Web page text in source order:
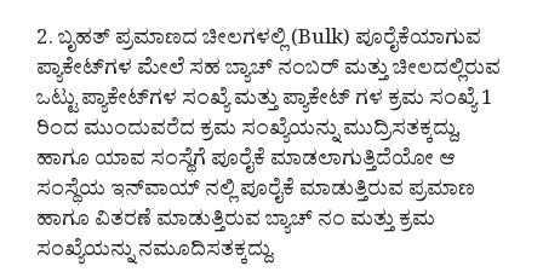
2. ಬೃಹತ್ ಪ್ರಮಾಣದ ಚೀಲಗಳಲ್ಲಿ (Bulk) ಪೂರೈಕೆಯಾಗುವ
ಪ್ಯಾಕೇಟ್‌ಗಳ ಮೇಲೆ ಸಹ ಬ್ಯಾಚ್ ನಂಬ‌ರ್ ಮತ್ತು ಚೀಲದಲ್ಲಿರುವ
ಒಟ್ಟು ಪ್ಯಾಕೇಟ್‌ಗಳ ಸಂಖ್ಯೆ ಮತ್ತು ಪ್ಯಾಕೇಟ್ ಗಳ ಕ್ರಮ ಸಂಖ್ಯೆ 1
ರಿಂದ ಮುಂದುವರೆದ ಕ್ರಮ ಸಂಖ್ಯೆಯನ್ನು ಮುದ್ರಿಸತಕ್ಕದ್ದು,
ಹಾಗೂ ಯಾವ ಸಂಸ್ಥೆಗೆ ಪೂರೈಕೆ ಮಾಡಲಾಗುತ್ತಿದೆಯೋ ಆ
ಸಂಸ್ಥೆಯ ಇನ್‌ವಾಯ್ ನಲ್ಲಿ ಪೂರೈಕೆ ಮಾಡುತ್ತಿರುವ ಪ್ರಮಾಣ
ಹಾಗೂ ವಿತರಣೆ ಮಾಡುತ್ತಿರುವ ಬ್ಯಾಚ್ ನಂ ಮತ್ತು ಕ್ರಮ
ಸಂಖ್ಯೆಯನ್ನು ನಮೂದಿಸತಕ್ಕದ್ದು.